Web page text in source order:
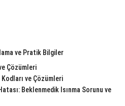
ve Pratik Bilgiler
Çözümleri
ve Çözümleri
Beklenmedik Isınma Sorunu ve